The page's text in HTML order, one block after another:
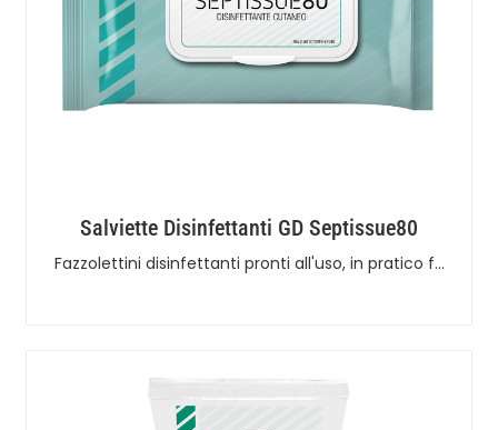
Salviette Disinfettanti GD Septissue80
Fazzolettini disinfettanti pronti all'uso, in pratico f…